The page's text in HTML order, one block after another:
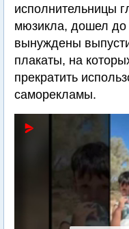
исполнительницы
мюзикла, дошел до
вынуждены
плакаты, на
прекратить
саморекламы.